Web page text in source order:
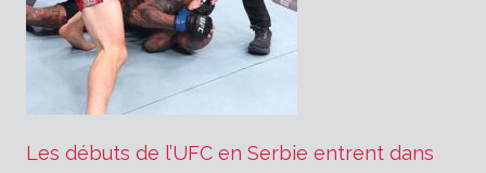
Les débuts de l’UFC en Serbie entrent dans